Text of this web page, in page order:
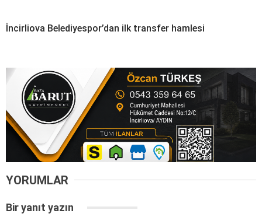
İncirliova Belediyespor’dan ilk transfer hamlesi
YORUMLAR
Bir yanıt yazın